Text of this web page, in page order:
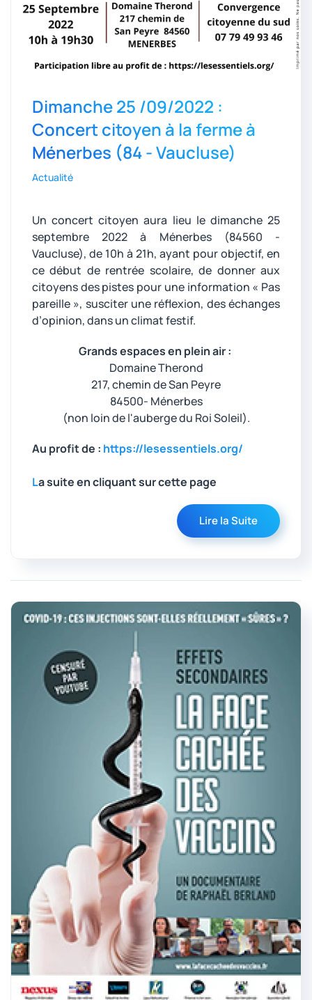
Dimanche 25 /09/2022 :
Concert citoyen à la ferme à
Ménerbes (84 - Vaucluse)
Actualité
Un concert citoyen aura lieu le dimanche 25
septembre 2022 à Ménerbes (84560 -
Vaucluse), de 10h à 21h, ayant pour objectif, en
ce début de rentrée scolaire, de donner aux
citoyens des pistes pour une information « Pas
pareille », susciter une réflexion, des échanges
d’opinion, dans un climat festif.
Grands espaces en plein air :
Domaine Therond
217, chemin de San Peyre
84500- Ménerbes
(non loin de l'auberge du Roi Soleil).
Au profit de : https://lesessentiels.org/
La suite en cliquant sur cette page
Lire la Suite